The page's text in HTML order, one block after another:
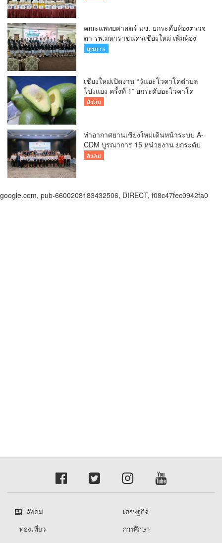
คณะแพทยศาสตร์ มช. ยกระดับห้องตรวจ
ตา รพ.มหาราชนครเชียงใหม่ เพิ่มห้อง
ตรวจ-นำเทคโนโลยีทันสมัย รองรับผู้ป่วย
สุขภาพ
เชียงใหม่เปิดงาน “วันอะโวคาโดตำบล
โป่งแยง ครั้งที่ 1” ยกระดับอะโวคาโด
คุณภาพ สู่ผลไม้เศรษฐกิจและแหล่งท่อง
สังคม
ท่าอากาศยานเชียงใหม่เดินหน้าระบบ A-
CDM บูรณาการ 15 หน่วยงาน ยกระดับ
การบริหารเที่ยวบินและบริการผู้โดยสาร
สังคม
google.com, pub-6600208183432506, DIRECT, f08c47fec0942fa0
สังคม
เศรษฐกิจ
ท่องเที่ยว
การศึกษา